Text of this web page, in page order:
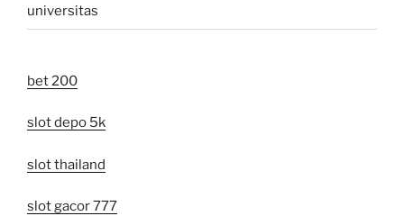
universitas
bet 200
slot depo 5k
slot thailand
slot gacor 777